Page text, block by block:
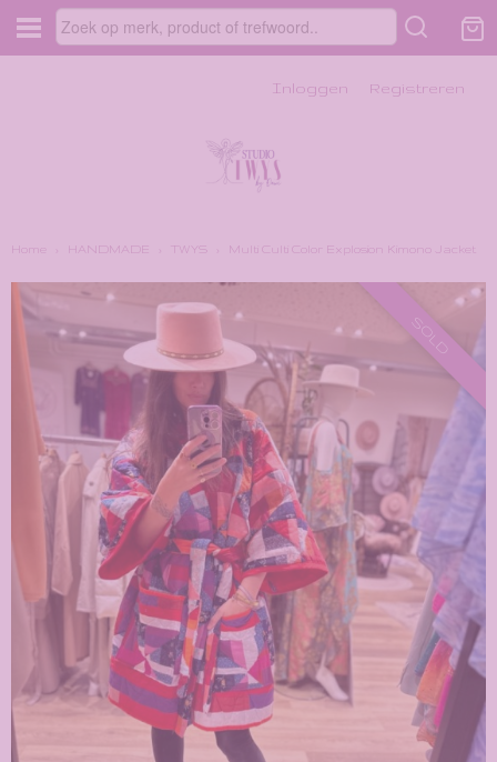
Inloggen Registreren
Home HANDMADE TWYS Multi Culti Color Explosion Kimono Jacket
SOLD